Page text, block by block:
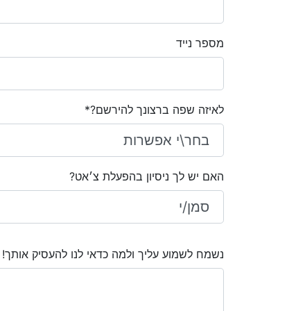
מספר נייד
לאיזה שפה ברצונך להירשם?*
האם יש לך ניסיון בהפעלת צ׳אט?
נשמח לשמוע עליך ולמה כדאי לנו להעסיק